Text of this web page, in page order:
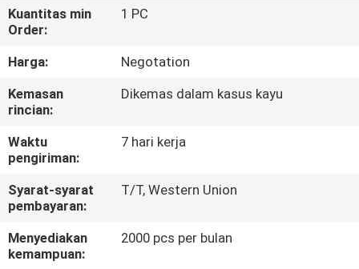
KONTROL
KUALITAS
HUBUNGI
KAMI
BERITA
KASUS
Kuantitas min
Order:
1 PC
Harga:
Negotation
Kemasan
rincian:
Dikemas dalam kasus kayu
Waktu
pengiriman:
7 hari kerja
Syarat-syarat
pembayaran:
T/T, Western Union
Menyediakan
kemampuan:
2000 pcs per bulan